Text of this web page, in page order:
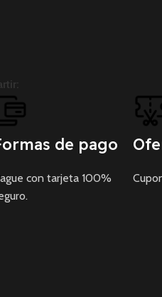
de pago
con tarjeta 100%